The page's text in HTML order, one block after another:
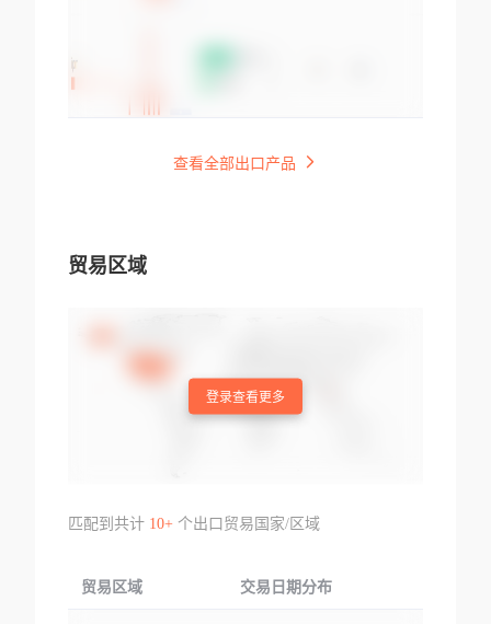
查看全部出口产品
贸易区域
登录查看更多
匹配到共计 10+个出口贸易国家/区域
贸易区域 交易日期分布